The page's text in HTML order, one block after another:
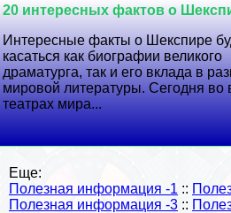
20 интересных фактов о
Интересные факты о Шекспире
касаться как биографии великого
драматурга, так и его вклада в
мировой литературы. Сегодня во
театрах мира...
Еще:
Полезная информация -1 ::
Полезная информация -3 ::